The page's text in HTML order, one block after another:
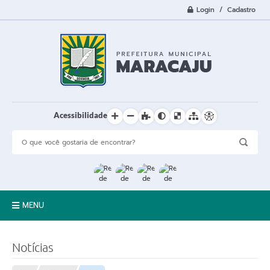
Login / Cadastro
Acessibilidade
MENU
Notícias